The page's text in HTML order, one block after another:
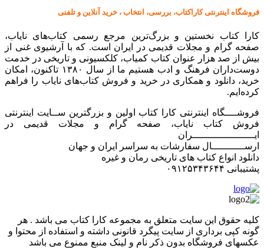
فروشگاه اینترنتی کاراکتاب، بررسی، انتخاب ، خرید آنلاین و تلفنی
کارا کتاب نخستین و بزرگ‌ترین مرجع رسمی کتاب‌های نایاب،
صفحه گرام و مجلات قدیمی در ایران است. که با آرشیوی غنی از
بیش از صد هزار عنوان کتاب کمیاب، کلکسیونی و تاریخی در خدمت
دوست‌داران فرهنگ و ادب هستیم ما از سال ۱۳۸۰ تاکنون، امکان
خرید، دانلود و همکاری در خرید و فروش کتاب‌های نایاب را فراهم
کرده‌ایم.
فروشــــگاه اینترنتی کارا کتاب اولین و بزرگترین ســایت اینترنتی
فروش کتاب نایاب، صفحه گرام و مجلات قدیمی در
ایـــــــــــــــــــــران
ارســـــــــــال سفارشات به سراسر ایران و جهان
دانلود انواع کتاب های تاریخی رمان و غیره
پشتیبانی ۰۹۱۲۵۳۴۳۶۴۴
کليه حقوق اين سايت متعلق به مجموعه کارا کتاب می باشد . هر
گونه کپی برداری از سایت پیگرد قانونی داشته و استفاده از محتوا و
عکسهای فروشگاه بدون ذکر نام و لینک منبع ممنوع می باشد